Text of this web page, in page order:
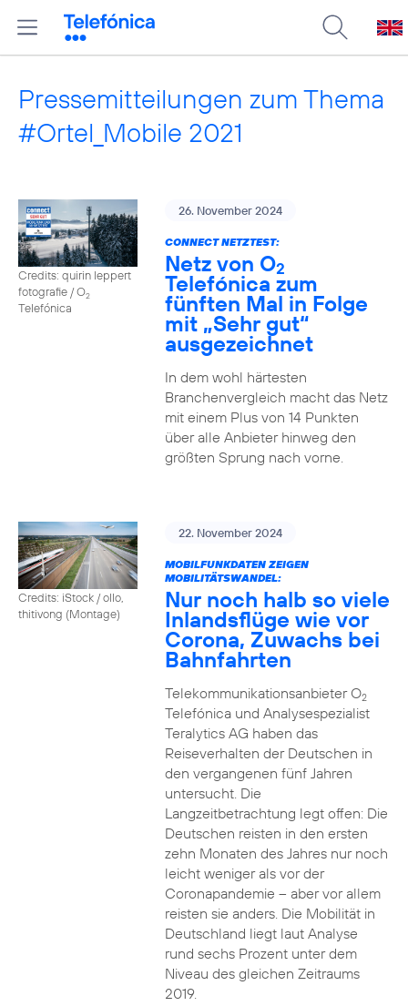
Pressemitteilungen zum Thema
#Ortel_Mobile 2021
Credits: quirin leppert
fotografie / O2
Telefónica
26. November 2024
CONNECT NETZTEST:
Netz von O2
Telefónica zum
fünften Mal in Folge
mit „Sehr gut“
ausgezeichnet
In dem wohl härtesten
Branchenvergleich macht das Netz
mit einem Plus von 14 Punkten
über alle Anbieter hinweg den
größten Sprung nach vorne.
Credits: iStock / ollo,
thitivong (Montage)
22. November 2024
MOBILFUNKDATEN ZEIGEN
MOBILITÄTSWANDEL:
Nur noch halb so viele
Inlandsflüge wie vor
Corona, Zuwachs bei
Bahnfahrten
Telekommunikationsanbieter O2
Telefónica und Analysespezialist
Teralytics AG haben das
Reiseverhalten der Deutschen in
den vergangenen fünf Jahren
untersucht. Die
Langzeitbetrachtung legt offen: Die
Deutschen reisten in den ersten
zehn Monaten des Jahres nur noch
leicht weniger als vor der
Coronapandemie – aber vor allem
reisten sie anders. Die Mobilität in
Deutschland liegt laut Analyse
rund sechs Prozent unter dem
Niveau des gleichen Zeitraums
2019.